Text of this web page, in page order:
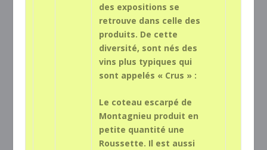
des expositions se
retrouve dans celle des
produits. De cette
diversité, sont nés des
vins plus typiques qui
sont appelés « Crus » :
Le coteau escarpé de
Montagnieu produit en
petite quantité une
Roussette. Il est aussi